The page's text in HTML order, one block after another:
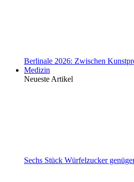
Berlinale 2026: Zwischen
Medizin
Neueste Artikel
Sechs Stück Würfelzucker